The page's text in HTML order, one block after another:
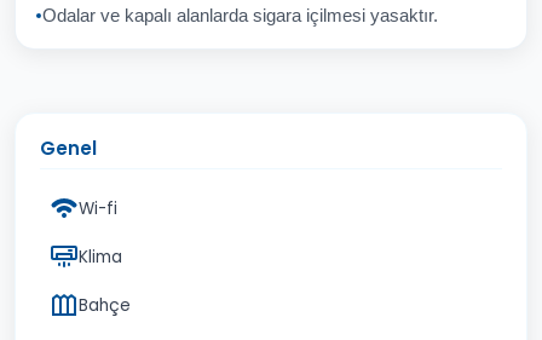
Odalar ve kapalı alanlarda sigara içilmesi yasaktır.
Genel
Wi-fi
Klima
Bahçe